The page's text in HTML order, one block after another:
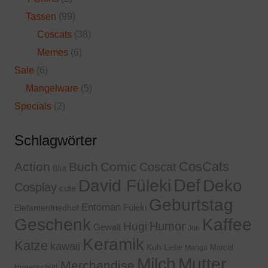
Tassen (99)
Coscats (38)
Memes (6)
Sale (6)
Mangelware (5)
Specials (2)
Schlagwörter
Action Blut Buch Comic Coscat CosCats
Cosplay cute David Füleki Def Deko
Elefantenfriedhof Entoman Füleki Geburtstag
Geschenk Gewalt Hugi Humor Joe Kaffee
Katze kawaii Keramik Kuh Liebe Manga Marcel
Milch Mutter